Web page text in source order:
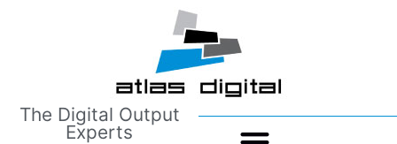
The Digital Output
Experts